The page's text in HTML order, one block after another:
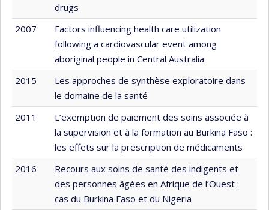
drugs
2007
Factors influencing health care utilization
following a cardiovascular event among
aboriginal people in Central Australia
2015
Les approches de synthèse exploratoire dans
le domaine de la santé
2011
L’exemption de paiement des soins associée à
la supervision et à la formation au Burkina Faso :
les effets sur la prescription de médicaments
2016
Recours aux soins de santé des indigents et
des personnes âgées en Afrique de l’Ouest :
cas du Burkina Faso et du Nigeria